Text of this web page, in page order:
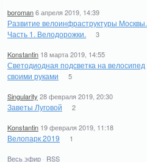
boroman6 апреля 2019, 14:39
Развитие велоинфраструктуры Москвы.
Часть 1. Велодорожки.
3
Konstantin 18 марта 2019, 14:55
Светодиодная подсветка на велосипед
своими руками
5
Singularity 28 февраля 2019, 20:30
Заветы Луговой 2
Konstantin 19 февраля 2019, 11:18
Велопарк 2019 1
Весь эфир · RSS